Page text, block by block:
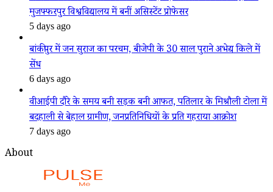
मुजफ्फरपुर विश्वविद्यालय में बनीं असिस्टेंट प्रोफेसर
5 days ago
बांकीपुर में जन सुराज का परचम, बीजेपी के 30 साल पुराने अभेद्य किले में
सेंध
6 days ago
वीआईपी दौरे के समय बनी सड़क बनी आफत, पतिलार के मिश्रौली टोला में
बदहाली से बेहाल ग्रामीण, जनप्रतिनिधियों के प्रति गहराया आक्रोश
7 days ago
About